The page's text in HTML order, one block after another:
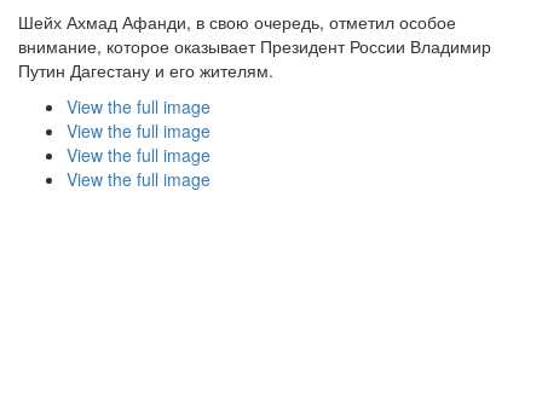
Шейх Ахмад Афанди, в свою очередь, отметил особое
внимание, которое оказывает Президент России Владимир
Путин Дагестану и его жителям.
View the full image
View the full image
View the full image
View the full image